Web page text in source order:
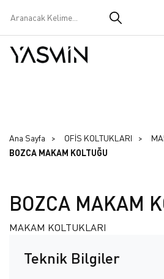
Ana Sayfa OFİS KOLTUKLARI
BOZCA MAKAM KOLTUĞU
BOZCA MAKAM
MAKAM KOLTUKLARI
Teknik Bilgiler